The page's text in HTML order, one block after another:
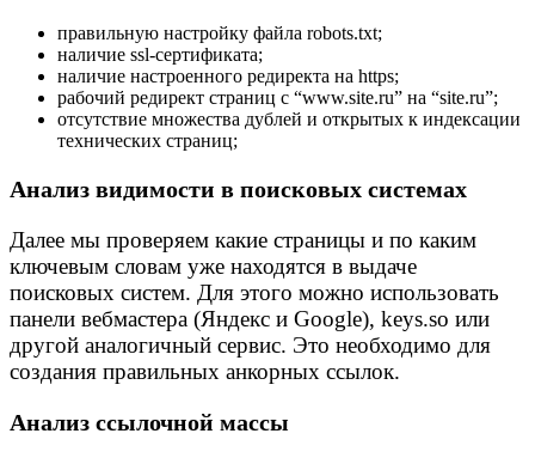
правильную настройку файла robots.txt;
наличие ssl-сертификата;
наличие настроенного редиректа на https;
рабочий редирект страниц с “www.site.ru” на “site.ru”;
отсутствие множества дублей и открытых к индексации
технических страниц;
Анализ видимости в поисковых системах
Далее мы проверяем какие страницы и по каким
ключевым словам уже находятся в выдаче
поисковых систем. Для этого можно использовать
панели вебмастера (Яндекс и Google), keys.so или
другой аналогичный сервис. Это необходимо для
создания правильных анкорных ссылок.
Анализ ссылочной массы